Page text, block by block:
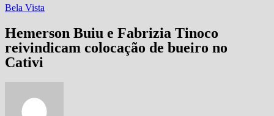
Bela Vista
Hemerson Buiu e Fabrizia Tinoco
reivindicam colocação de bueiro no
Cativi